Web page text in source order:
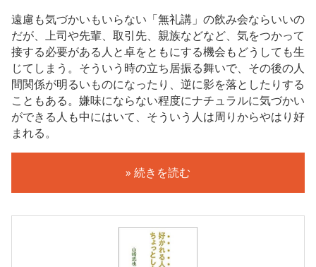
遠慮も気づかいもいらない「無礼講」の飲み会ならいいの
だが、上司や先輩、取引先、親族などなど、気をつかって
接する必要がある人と卓をともにする機会もどうしても生
じてしまう。そういう時の立ち居振る舞いで、その後の人
間関係が明るいものになったり、逆に影を落としたりする
こともある。嫌味にならない程度にナチュラルに気づかい
ができる人も中にはいて、そういう人は周りからやはり好
まれる。
» 続きを読む